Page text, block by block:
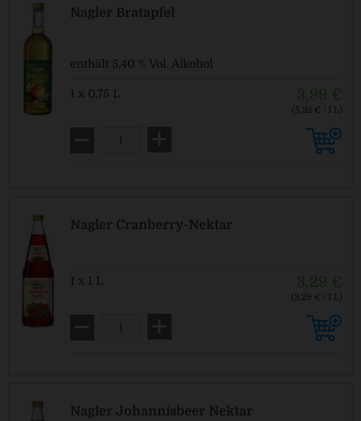
Nagler Bratapfel
enthält 5,40 % Vol. Alkohol
1 x 0,75 L 3,99 €
(5,32 € / 1 L)
Nagler Cranberry-Nektar
1 x 1 L 3,29 €
(3,29 € / 1 L)
Nagler Johannisbeer Nektar